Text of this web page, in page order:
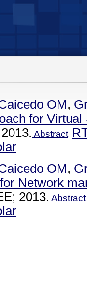
OM,
for
Abstract
OM,
Network
2013. Abstract